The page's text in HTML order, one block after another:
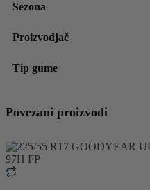
Sezona
Proizvodjač
Tip gume
Povezani proizvodi